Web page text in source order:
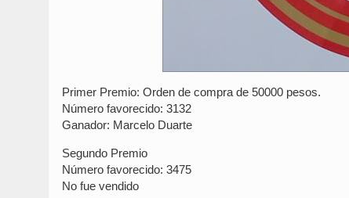
Primer Premio: Orden de compra de 50000 pesos.
Número favorecido: 3132
Ganador: Marcelo Duarte
Segundo Premio
Número favorecido: 3475
No fue vendido